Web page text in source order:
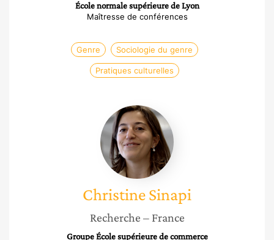
École normale supérieure de Lyon
Maîtresse de conférences
Genre Sociologie du genre
Pratiques culturelles
Christine
Sinapi
ChristineSinapi
Recherche – France
Groupe École supérieure de commerce